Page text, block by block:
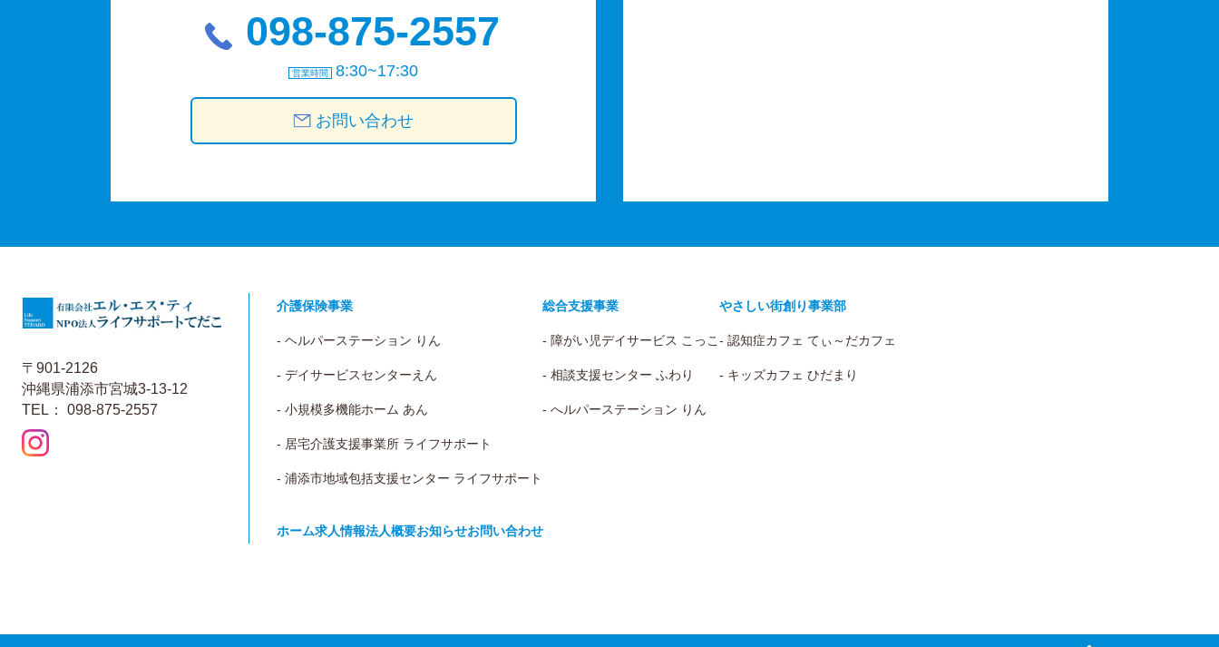
098-875-2557
営業時間 8:30~17:30
お問い合わせ
〒901-2126
沖縄県浦添市宮城3-13-12
TEL： 098-875-2557
介護保険事業
- ヘルパーステーション りん
- デイサービスセンターえん
- 小規模多機能ホーム あん
- 居宅介護支援事業所 ライフサポート
- 浦添市地域包括支援センター ライフサポート
総合支援事業
- 障がい児デイサービス こっこ
- 相談支援センター ふわり
- へルパーステーション りん
やさしい街創り事業部
- 認知症カフェ てぃ～だカフェ
- キッズカフェ ひだまり
ホーム求人情報法人概要お知らせお問い合わせ